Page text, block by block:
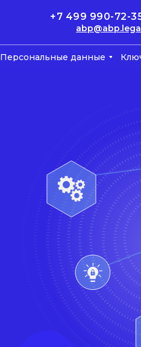
Персональные данные
+7 499 990-72-